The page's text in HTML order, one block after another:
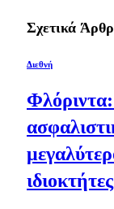
Σχετικά
Διεθνή